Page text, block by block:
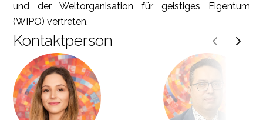
und der Weltorganisation für geistiges Eigentum
(WIPO) vertreten.
Kontaktperson